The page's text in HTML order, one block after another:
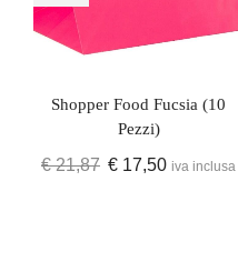
Shopper Food Fucsia (10
Pezzi)
€21,87 € 17,50 iva inclusa